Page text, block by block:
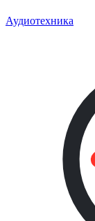
Аудиотехника